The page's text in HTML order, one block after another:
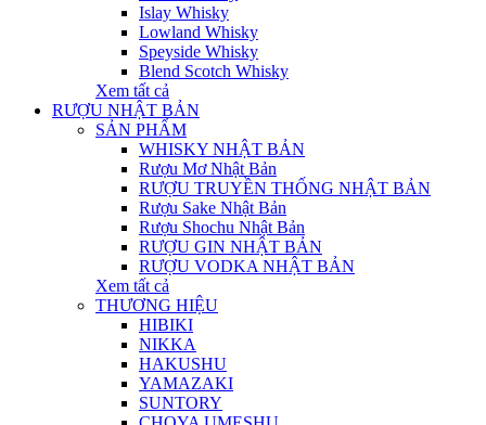
Islay Whisky
Lowland Whisky
Speyside Whisky
Blend Scotch Whisky
Xem tất cả
RƯỢU NHẬT BẢN
SẢN PHẨM
WHISKY NHẬT BẢN
Rượu Mơ Nhật Bản
RƯỢU TRUYỀN THỐNG NHẬT BẢN
Rượu Sake Nhật Bản
Rượu Shochu Nhật Bản
RƯỢU GIN NHẬT BẢN
RƯỢU VODKA NHẬT BẢN
Xem tất cả
THƯƠNG HIỆU
HIBIKI
NIKKA
HAKUSHU
YAMAZAKI
SUNTORY